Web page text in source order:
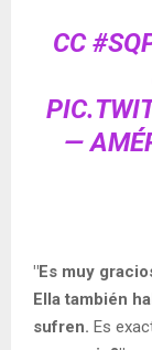
CC
—
"Es muy
Ella también
sufren. Es